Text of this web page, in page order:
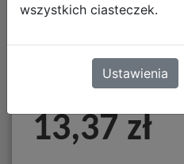
Literki
13,37 zł
wszystkich ciasteczek.
Ustawienia